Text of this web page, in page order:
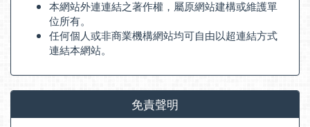
本網站外連連結之著作權，屬原網站建構或維護單
位所有。
任何個人或非商業機構網站均可自由以超連結方式
連結本網站。
免責聲明